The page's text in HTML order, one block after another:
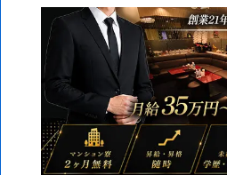
寮・独立支援制度も完備♪あなたのキ